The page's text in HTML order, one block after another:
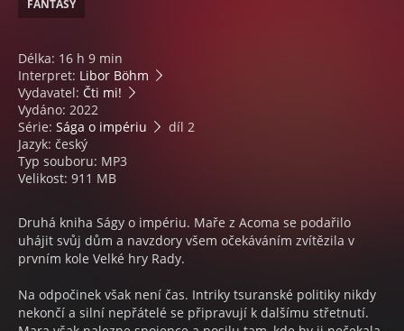
FANTASY
Délka: 16 h 9 min
Interpret: Libor Böhm
Vydavatel: Čti mi!
Vydáno: 2022
Série: Sága o impériu
díl 2
Jazyk: český
Typ souboru: MP3
Velikost: 911 MB
Druhá kniha Ságy o impériu. Maře z Acoma se podařilo
uhájit svůj dům a navzdory všem očekáváním zvítězila v
prvním kole Velké hry Rady.
Na odpočinek však není čas. Intriky tsuranské politiky nikdy
nekončí a silní nepřátelé se připravují k dalšímu střetnutí.